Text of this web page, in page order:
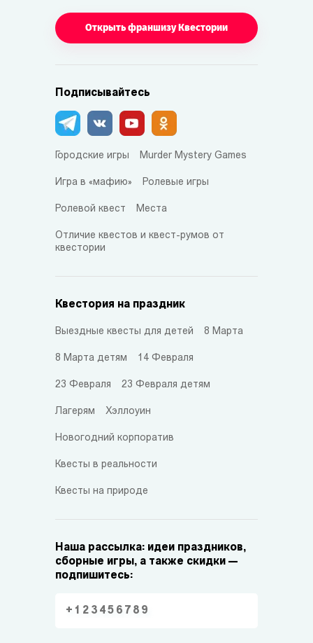
Открыть франшизу Квестории
Подписывайтесь
Городские игры Murder Mystery Games
Игра в «мафию» Ролевые игры
Ролевой квест Места
Отличие квестов и квест-румов от
квестории
Квестория на праздник
Выездные квесты для детей 8 Марта
8 Марта детям 14 Февраля
23 Февраля 23 Февраля детям
Лагерям Хэллоуин
Новогодний корпоратив
Квесты в реальности
Квесты на природе
Наша рассылка: идеи праздников,
сборные игры, а также скидки —
подпишитесь: